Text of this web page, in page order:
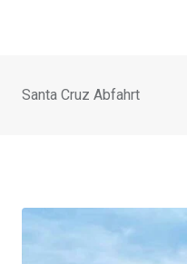
Santa Cruz Abfahrt